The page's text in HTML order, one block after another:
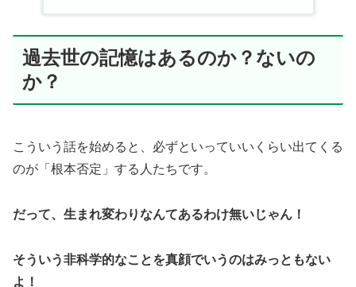
過去世の記憶はあるのか？ないの
か？
こういう話を始めると、必ずといっていいくらい出てくる
のが「根本否定」する人たちです。
だって、生まれ変わりなんてあるわけ無いじゃん！
そういう非科学的なことを真顔でいうのはみっともない
よ！